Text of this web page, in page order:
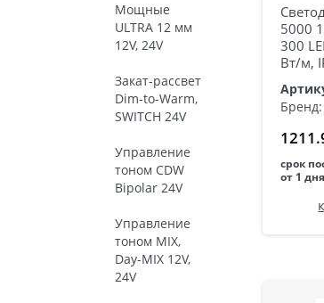
Мощные
ULTRA 12 мм
12V, 24V
Закат-рассвет
Dim-to-Warm,
SWITCH 24V
Управление
тоном CDW
Bipolar 24V
Управление
тоном MIX,
Day-MIX 12V,
24V
5000
300
Вт/м,
срок
от 1 дня